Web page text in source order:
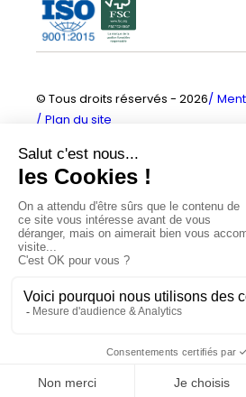
© Tous droits réservés - 2026
Plan du site